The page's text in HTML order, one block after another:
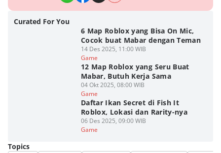
Curated For You
6 Map Roblox yang Bisa On Mic,
Cocok buat Mabar dengan Teman
14 Des 2025, 11:00 WIB
Game
12 Map Roblox yang Seru Buat
Mabar, Butuh Kerja Sama
04 Okt 2025, 08:00 WIB
Game
Daftar Ikan Secret di Fish It
Roblox, Lokasi dan Rarity-nya
06 Des 2025, 09:00 WIB
Game
Topics